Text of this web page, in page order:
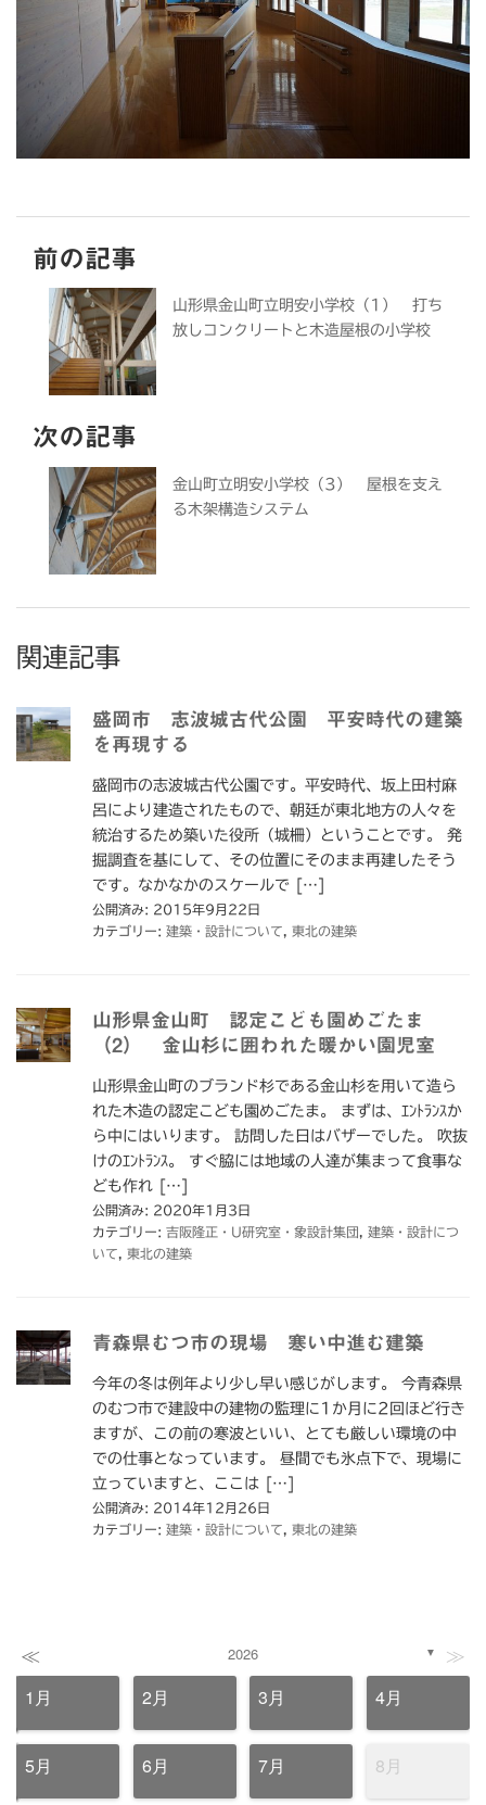
前の記事
山形県金山町立明安小学校（1） 打ち
放しコンクリートと木造屋根の小学校
次の記事
金山町立明安小学校（3） 屋根を支え
る木架構造システム
関連記事
盛岡市 志波城古代公園 平安時代の建築
を再現する
盛岡市の志波城古代公園です。平安時代、坂上田村麻
呂により建造されたもので、朝廷が東北地方の人々を
統治するため築いた役所（城柵）ということです。 発
掘調査を基にして、その位置にそのまま再建したそう
です。なかなかのスケールで […]
公開済み: 2015年9月22日
カテゴリー: 建築・設計について 東北の建築
山形県金山町 認定こども園めごたま
（2） 金山杉に囲われた暖かい園児室
山形県金山町のブランド杉である金山杉を用いて造ら
れた木造の認定こども園めごたま。 まずは、ｴﾝﾄﾗﾝｽか
ら中にはいります。 訪問した日はバザーでした。 吹抜
けのｴﾝﾄﾗﾝｽ。 すぐ脇には地域の人達が集まって食事な
ども作れ […]
公開済み: 2020年1月3日
カテゴリー: 吉阪隆正・U研究室・象設計集団
建築・設計につ
いて
東北の建築
青森県むつ市の現場 寒い中進む建築
今年の冬は例年より少し早い感じがします。 今青森県
のむつ市で建設中の建物の監理に1か月に2回ほど行き
ますが、この前の寒波といい、とても厳しい環境の中
での仕事となっています。 昼間でも氷点下で、現場に
立っていますと、ここは […]
公開済み: 2014年12月26日
カテゴリー: 建築・設計について 東北の建築
≪ 2026 ▼ ≫
1月 2月 3月 4月
5月 6月 7月 8月